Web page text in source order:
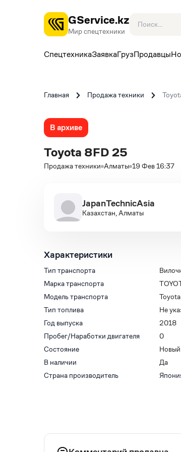
GService.kz
Мир спецтехники
СпецтехникаЗаявкаГрузПродавцы
Главная Продажа техники
В архиве
Toyota 8FD 25
Продажа техники Алматы 19 Фев 16:37
JapanTechnicAsia
Казахстан, Алматы
Характеристики
Тип транспорта
Марка транспорта
Модель транспорта
Тип топлива
Не
Год выпуска
2018
Пробег/Наработки двигателя
0
Состояние
Новый
В наличии
Да
Страна производитель